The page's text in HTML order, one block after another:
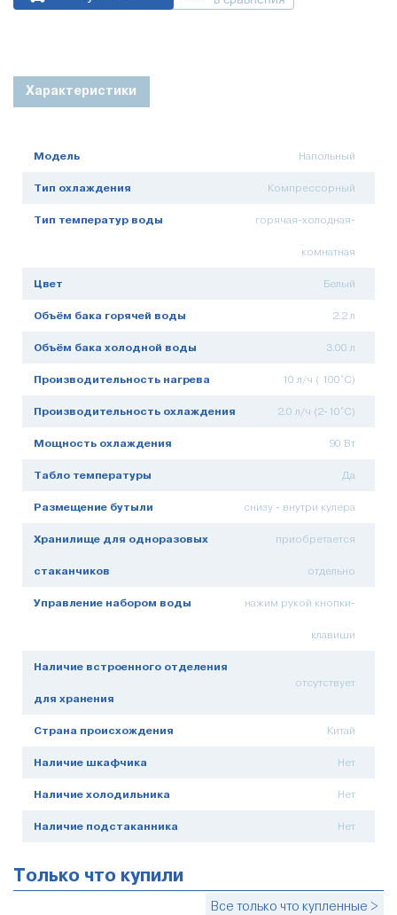
Характеристики
Модель Напольный
Тип охлаждения Компрессорный
Тип температур воды горячая-холодная-
комнатная
Цвет Белый
Объём бака горячей воды 2.2 л
Объём бака холодной воды 3.00 л
Производительность нагрева 10 л/ч ( 100°C)
Производительность охлаждения 2.0 л/ч (2-10°C)
Мощность охлаждения 90 Вт
Табло температуры Да
Размещение бутыли снизу - внутри кулера
Хранилище для одноразовых
стаканчиков
приобретается
отдельно
Управление набором воды нажим рукой кнопки-
клавиши
Наличие встроенного отделения
для хранения
отсутствует
Страна происхождения Китай
Наличие шкафчика Нет
Наличие холодильника Нет
Наличие подстаканника Нет
Только что купили
Все только что купленные >